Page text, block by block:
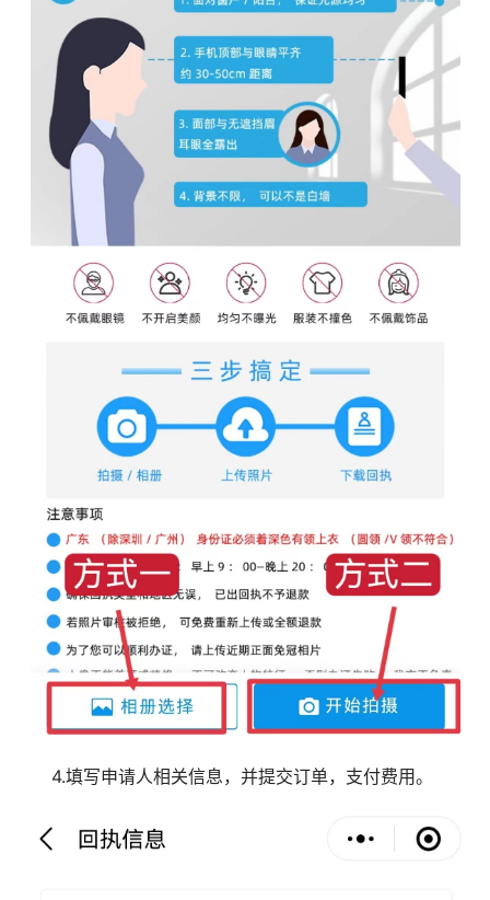
4.填写申请人相关信息，并提交订单，支付费用。